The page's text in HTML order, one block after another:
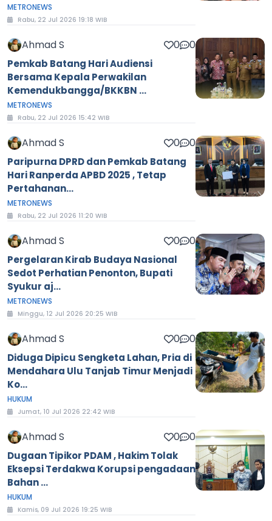
METRONEWS
Rabu, 22 Jul 2026 19:18 WIB
Ahmad S 0 0
Pemkab Batang Hari Audiensi
Bersama Kepala Perwakilan
Kemendukbangga/BKKBN ...
METRONEWS
Rabu, 22 Jul 2026 15:42 WIB
Ahmad S 0 0
Paripurna DPRD dan Pemkab Batang
Hari Ranperda APBD 2025 , Tetap
Pertahanan...
METRONEWS
Rabu, 22 Jul 2026 11:20 WIB
Ahmad S 0 0
Pergelaran Kirab Budaya Nasional
Sedot Perhatian Penonton, Bupati
Syukur aj...
METRONEWS
Minggu, 12 Jul 2026 20:25 WIB
Ahmad S 0 0
Diduga Dipicu Sengketa Lahan, Pria di
Mendahara Ulu Tanjab Timur Menjadi
Ko...
HUKUM
Jumat, 10 Jul 2026 22:42 WIB
Ahmad S 0 0
Dugaan Tipikor PDAM , Hakim Tolak
Eksepsi Terdakwa Korupsi pengadaan
Bahan ...
HUKUM
Kamis, 09 Jul 2026 19:25 WIB